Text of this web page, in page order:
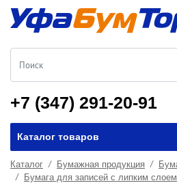
+7 (347) 291-20-91
Каталог товаров
Каталог Бумажная продукция
Бумага для записей с липким слоем